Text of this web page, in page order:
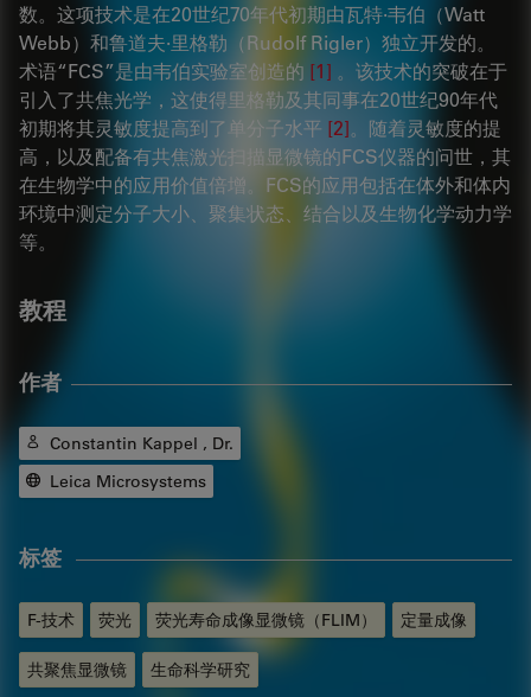
数。这项技术是在20世纪70年代初期由瓦特·韦伯（Watt
Webb）和鲁道夫·里格勒（Rudolf Rigler）独立开发的。
术语“FCS”是由韦伯实验室创造的 [1] 。该技术的突破在于
引入了共焦光学，这使得里格勒及其同事在20世纪90年代
初期将其灵敏度提高到了单分子水平 [2]。随着灵敏度的提
高，以及配备有共焦激光扫描显微镜的FCS仪器的问世，其
在生物学中的应用价值倍增。FCS的应用包括在体外和体内
环境中测定分子大小、聚集状态、结合以及生物化学动力学
等。
教程
作者
Constantin Kappel , Dr.
Leica Microsystems
标签
F-技术 荧光 荧光寿命成像显微镜（FLIM） 定量成像
共聚焦显微镜 生命科学研究